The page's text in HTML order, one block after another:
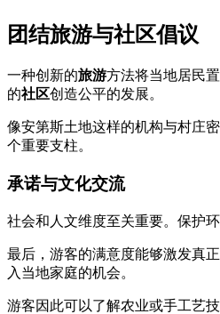
团结旅游与社区倡议
一种创新的旅游方法将当地居民
的社区创造公平的发展。
像安第斯土地这样的机构与村庄
个重要支柱。
承诺与文化交流
社会和人文维度至关重要。保护
最后，游客的满意度能够激发真
入当地家庭的机会。
游客因此可以了解农业或手工艺